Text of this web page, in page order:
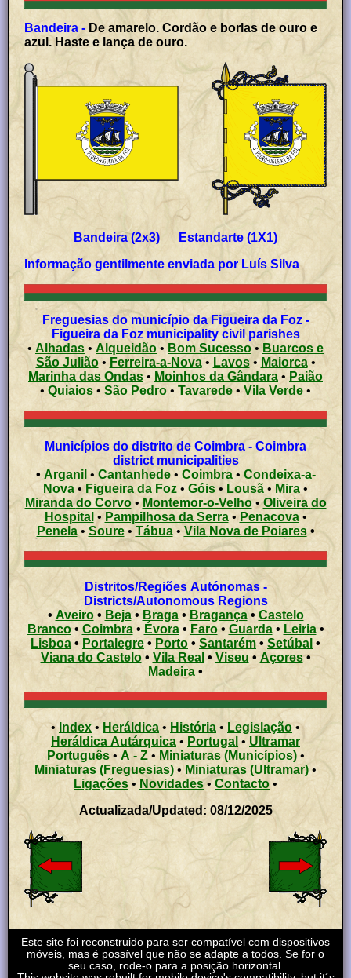
Bandeira - De amarelo. Cordão e borlas de ouro e
azul. Haste e lança de ouro.
Bandeira (2x3) Estandarte (1X1)
Informação gentilmente enviada por Luís Silva
Freguesias do município da Figueira da Foz -
Figueira da Foz municipality civil parishes
• Alhadas • Alqueidão • Bom Sucesso • Buarcos e
São Julião• Ferreira-a-Nova• Lavos• Maiorca•
Marinha das Ondas • Moinhos da Gândara • Paião
• Quiaios • São Pedro • Tavarede • Vila Verde •
Municípios do distrito de Coimbra - Coimbra
district municipalities
• Arganil • Cantanhede• Coimbra• Condeixa-a-
Nova • Figueira da Foz • Góis • Lousã • Mira •
Miranda do Corvo• Montemor-o-Velho•Oliveira do
Hospital • Pampilhosa da Serra• Penacova•
Penela• Soure• Tábua• Vila Nova de Poiares•
Distritos/Regiões Autónomas -
Districts/Autonomous Regions
• Aveiro• Beja• Braga• Bragança• Castelo
Branco• Coimbra• Évora• Faro• Guarda• Leiria•
Lisboa • Portalegre•Porto • Santarém • Setúbal •
Viana do Castelo• Vila Real • Viseu• Açores •
Madeira •
• Index• Heráldica • História • Legislação •
Heráldica Autárquica • Portugal • Ultramar
Português• A - Z• Miniaturas (Municípios)•
Miniaturas (Freguesias) • Miniaturas (Ultramar)•
Ligações • Novidades •Contacto •
Actualizada/Updated: 08/12/2025
Este site foi reconstruido para ser compatível com dispositivos
móveis, mas é possível que não se adapte a todos. Se for o
seu caso, rode-o para a posição horizontal.